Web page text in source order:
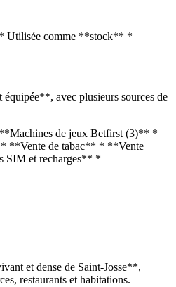
Utilisée comme **stock** *
avec plusieurs sources de
de jeux Betfirst (3)** *
**Vente de tabac** * **Vente
SIM et recharges** *
et dense de Saint-Josse**,
restaurants et habitations.